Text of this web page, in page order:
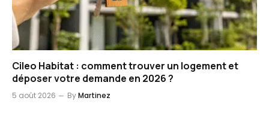
Cileo Habitat : comment trouver un logement et
déposer votre demande en 2026 ?
5 août 2026 ByMartinez